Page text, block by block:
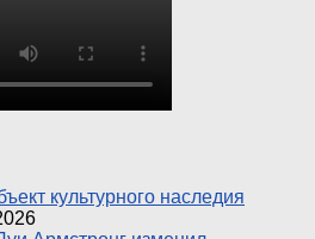
культурного наследия